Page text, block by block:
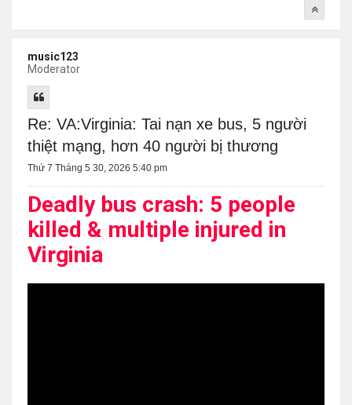
music123
Moderator
Re: VA:Virginia: Tai nạn xe bus, 5 người
thiệt mạng, hơn 40 người bị thương
Thứ 7 Tháng 5 30, 2026 5:40 pm
Deadly bus crash: 5 people
killed & multiple injured in
Virginia